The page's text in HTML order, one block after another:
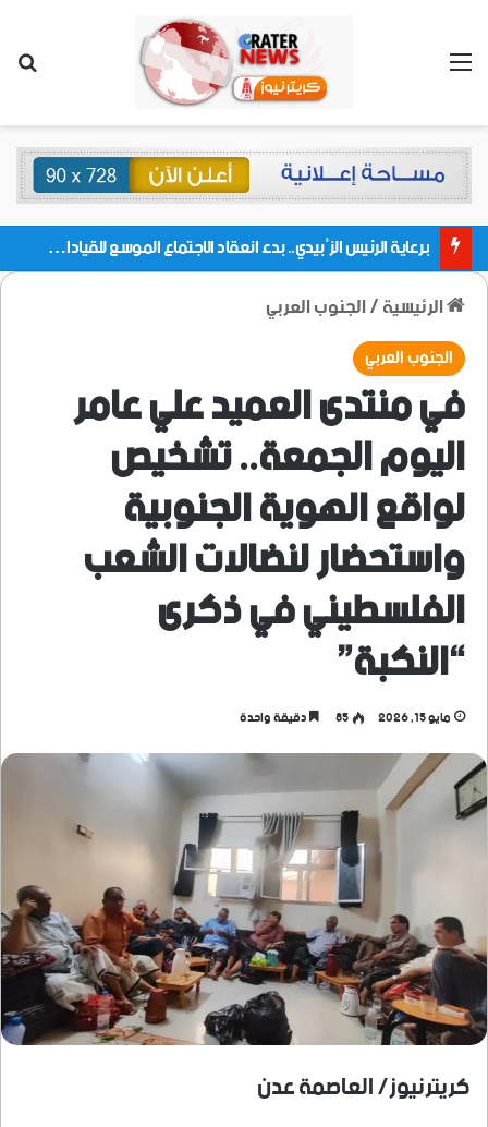
القائمة
برعاية الرئيس الزُبيدي.. بدء انعقاد الاجتماع الموسع للقيادات المحلية بالعاصمة ولمديريات وكتل مجلس العموم ومنسقيات الجامعة بالعاصمة عدن
الرئيسية/الجنوب العربي
الجنوب العربي
في منتدى العميد علي عامر
اليوم الجمعة.. تشخيص
لواقع الهوية الجنوبية
واستحضار لنضالات الشعب
الفلسطيني في ذكرى
“النكبة”
مايو 15, 2026 85 دقيقة واحدة
كريترنيوز/ العاصمة عدن